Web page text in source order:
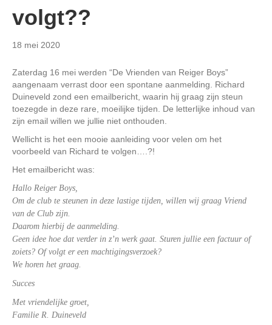
volgt??
18 mei 2020
Zaterdag 16 mei werden “De Vrienden van Reiger Boys”
aangenaam verrast door een spontane aanmelding. Richard
Duineveld zond een emailbericht, waarin hij graag zijn steun
toezegde in deze rare, moeilijke tijden. De letterlijke inhoud van
zijn email willen we jullie niet onthouden.
Wellicht is het een mooie aanleiding voor velen om het
voorbeeld van Richard te volgen….?!
Het emailbericht was:
Hallo Reiger Boys,
Om de club te steunen in deze lastige tijden, willen wij graag Vriend
van de Club zijn.
Daarom hierbij de aanmelding.
Geen idee hoe dat verder in z’n werk gaat. Sturen jullie een factuur of
zoiets? Of volgt er een machtigingsverzoek?
We horen het graag.
Succes
Met vriendelijke groet,
Familie R. Duineveld